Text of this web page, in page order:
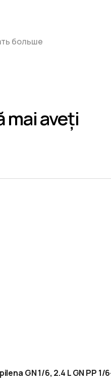
больше
mai aveți
GN 1/6, 2.4 L GN PP 1/